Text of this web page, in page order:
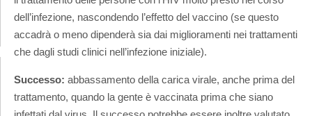
dell’infezione, nascondendo l’effetto del vaccino (se questo
accadrà o meno dipenderà sia dai miglioramenti nei trattamenti
che dagli studi clinici nell’infezione iniziale).
Successo: abbassamento della carica virale, anche prima del
trattamento, quando la gente è vaccinata prima che siano